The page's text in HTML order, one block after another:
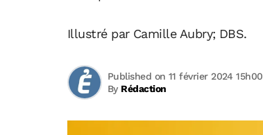
Illustré par Camille Aubry; DBS.
By Rédaction
Published on 11 février 2024 15h00